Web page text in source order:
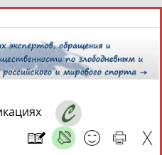
2026 года,21:05
Расширенный поиск